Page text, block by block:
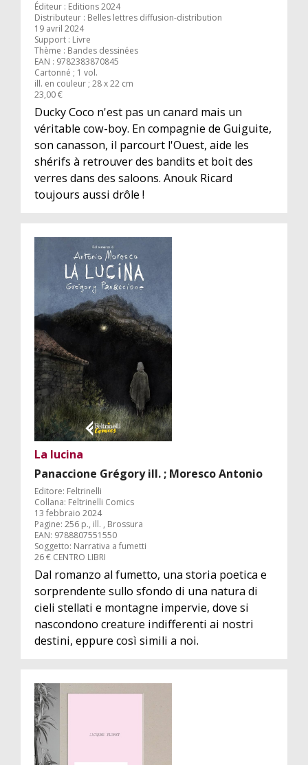
Éditeur : Editions 2024
Distributeur : Belles lettres diffusion-distribution
19 avril 2024
Support : Livre
Thème : Bandes dessinées
EAN : 9782383870845
Cartonné ; 1 vol.
ill. en couleur ; 28 x 22 cm
23,00 €
Ducky Coco n'est pas un canard mais un
véritable cow-boy. En compagnie de Guiguite,
son canasson, il parcourt l'Ouest, aide les
shérifs à retrouver des bandits et boit des
verres dans des saloons. Anouk Ricard
toujours aussi drôle !
La lucina
Panaccione Grégory ill. ; Moresco Antonio
Editore: Feltrinelli
Collana: Feltrinelli Comics
13 febbraio 2024
Pagine: 256 p., ill. , Brossura
EAN: 9788807551550
Soggetto: Narrativa a fumetti
26 € CENTRO LIBRI
Dal romanzo al fumetto, una storia poetica e
sorprendente sullo sfondo di una natura di
cieli stellati e montagne impervie, dove si
nascondono creature indifferenti ai nostri
destini, eppure così simili a noi.